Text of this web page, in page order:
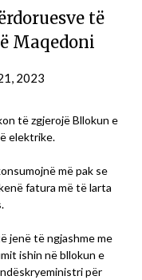
të
Maqedoni
2023
të zgjerojë Bllokun e
elektrike.
më pak se
fatura më të larta
jenë të ngjashme me
ishin në bllokun e
për